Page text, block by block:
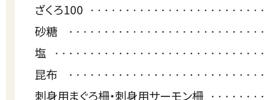
ざくろ100
砂糖
塩
昆布
刺身用まぐろ柵・刺身用サーモン柵